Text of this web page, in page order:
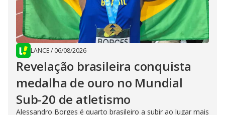
LANCE/ 06/08/2026
Revelação brasileira conquista
medalha de ouro no Mundial
Sub-20 de atletismo
Alessandro Borges é quarto brasileiro a subir ao lugar mais